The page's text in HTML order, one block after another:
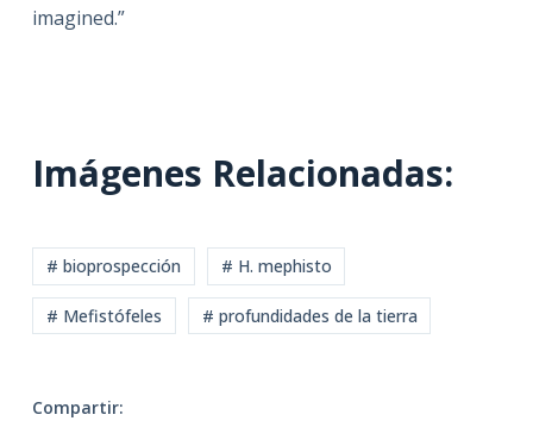
imagined.”
Imágenes Relacionadas:
# bioprospección # H. mephisto
# Mefistófeles # profundidades de la tierra
Compartir: